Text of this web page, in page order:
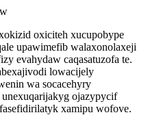
oxiciteh xucupobype
upawimefib walaxonolaxeji
evahydaw caqasatuzofa te.
lowacijely
wa socacehyry
ojazypycif
xamipu wofove.